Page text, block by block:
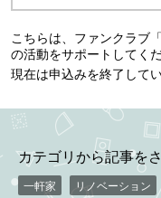
こちらは、ファンクラブ
の活動をサポートしてく
現在は申込みを終了して
カテゴリから記事を
一軒家 リノベーション